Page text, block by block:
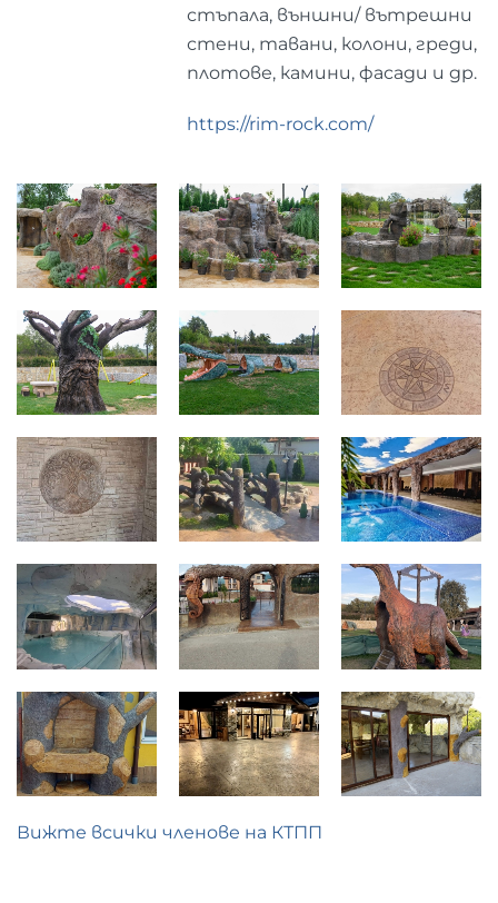
стъпала, външни/ вътрешни
стени, тавани, колони, греди,
плотове, камини, фасади и др.
https://rim-rock.com/
Вижте всички членове на КТПП